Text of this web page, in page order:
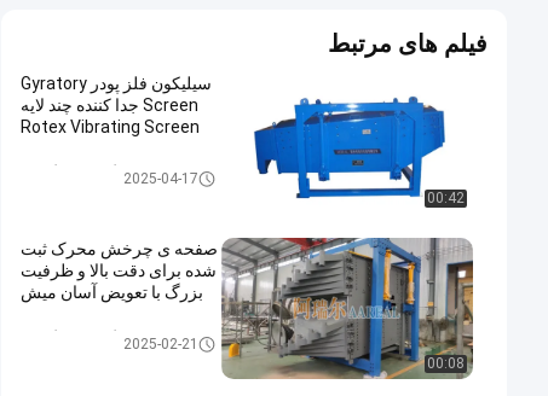
فیلم های مرتبط
00:42
سیلیکون فلز پودر Gyratory
Screen جدا کننده چند لایه
Rotex Vibrating Screen
غربالگر صفحه گردان2025-04-17
00:08
صفحه ی چرخش محرک ثبت
شده برای دقت بالا و ظرفیت
بزرگ با تعویض آسان میش
غربالگر صفحه گردان2025-02-21